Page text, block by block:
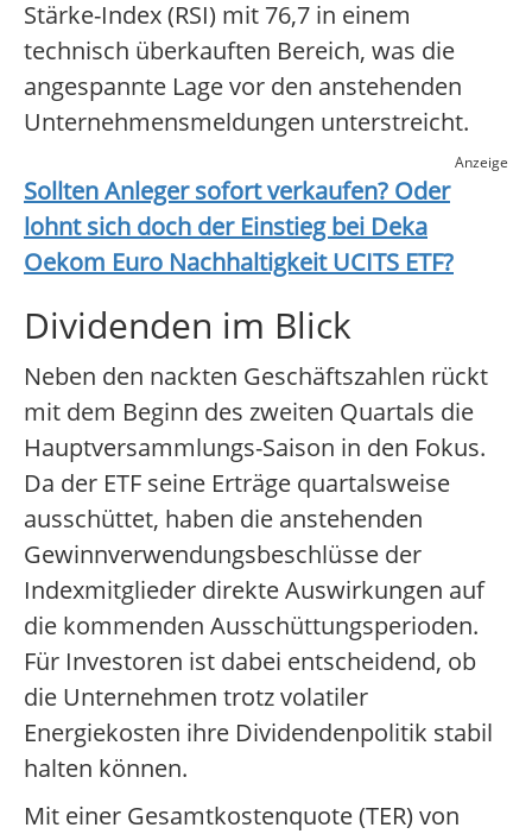
Stärke-Index (RSI) mit 76,7 in einem
technisch überkauften Bereich, was die
angespannte Lage vor den anstehenden
Unternehmensmeldungen unterstreicht.
Anzeige
Sollten Anleger sofort verkaufen? Oder
lohnt sich doch der Einstieg bei Deka
Oekom Euro Nachhaltigkeit UCITS ETF?
Dividenden im Blick
Neben den nackten Geschäftszahlen rückt
mit dem Beginn des zweiten Quartals die
Hauptversammlungs-Saison in den Fokus.
Da der ETF seine Erträge quartalsweise
ausschüttet, haben die anstehenden
Gewinnverwendungsbeschlüsse der
Indexmitglieder direkte Auswirkungen auf
die kommenden Ausschüttungsperioden.
Für Investoren ist dabei entscheidend, ob
die Unternehmen trotz volatiler
Energiekosten ihre Dividendenpolitik stabil
halten können.
Mit einer Gesamtkostenquote (TER) von